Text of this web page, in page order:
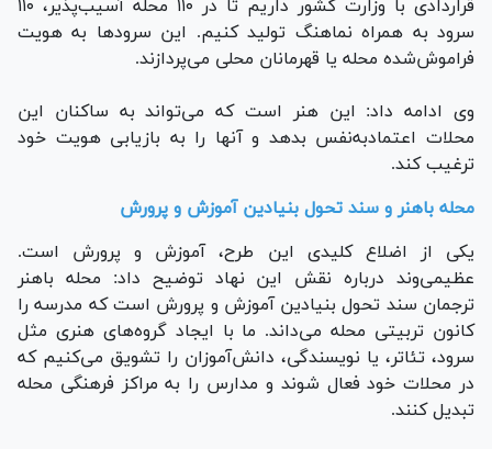
قراردادی با وزارت کشور داریم تا در ۱۱۰ محله آسیب‌پذیر، ۱۱۰
سرود به همراه نماهنگ تولید کنیم. این سرود‌ها به هویت
فراموش‌شده محله یا قهرمانان محلی می‌پردازند.
وی ادامه داد: این هنر است که می‌تواند به ساکنان این
محلات اعتمادبه‌نفس بدهد و آنها را به بازیابی هویت خود
ترغیب کند.
محله باهنر و سند تحول بنیادین آموزش و پرورش
یکی از اضلاع کلیدی این طرح، آموزش و پرورش است.
عظیمی‌وند درباره نقش این نهاد توضیح داد: محله باهنر
ترجمان سند تحول بنیادین آموزش و پرورش است که مدرسه را
کانون تربیتی محله می‌داند. ما با ایجاد گروه‌های هنری مثل
سرود، تئاتر، یا نویسندگی، دانش‌آموزان را تشویق می‌کنیم که
در محلات خود فعال شوند و مدارس را به مراکز فرهنگی محله
تبدیل کنند.